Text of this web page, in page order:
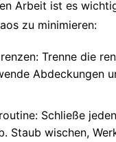
Arbeit ist es
zu minimieren:
Trenne die
Abdeckungen
Schließe
Staub wischen,